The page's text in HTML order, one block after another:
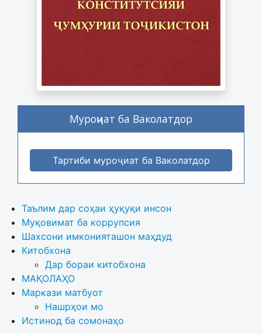
Муроҷиат ба Ваколатдор
Тартиби муроҷиат ба Ваколатдор
Таълим дар соҳаи ҳуқуқи инсон
Муқовимат ба коррупсия
Шахсони имконияташон маҳдуд
Китобхона
Дар бораи китобхона
МАҚОЛАҲО
Маркази матбуот
Нашрҳои мо
Истинод ба сомонаҳо